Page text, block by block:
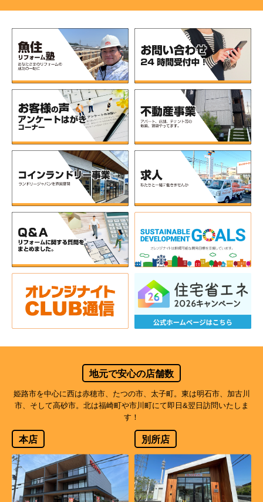
地元で安心の店舗数
姫路市を中心に西は赤穂市、たつの市、太子町。東は明石市、加古川
市、そして高砂市。北は福崎町や市川町にて即日&翌日訪問いたしま
す！
本店 別所店